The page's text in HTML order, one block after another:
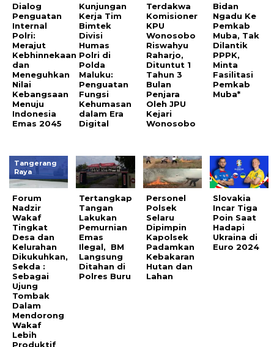
Dialog
Penguatan
Internal
Polri:
Merajut
Kebhinnekaan
dan
Meneguhkan
Nilai
Kebangsaan
Menuju
Indonesia
Emas 2045
Kunjungan
Kerja Tim
Bimtek
Divisi
Humas
Polri di
Polda
Maluku:
Penguatan
Fungsi
Kehumasan
dalam Era
Digital
Terdakwa
Komisioner
KPU
Wonosobo
Riswahyu
Raharjo,
Dituntut 1
Tahun 3
Bulan
Penjara
Oleh JPU
Kejari
Wonosobo
Bidan
Ngadu Ke
Pemkab
Muba, Tak
Dilantik
PPPK,
Minta
Fasilitasi
Pemkab
Muba*
Tangerang
Raya
Forum
Nadzir
Wakaf
Tingkat
Desa dan
Kelurahan
Dikukuhkan,
Sekda :
Sebagai
Ujung
Tombak
Dalam
Mendorong
Wakaf
Lebih
Produktif
Tertangkap
Tangan
Lakukan
Pemurnian
Emas
Ilegal, BM
Langsung
Ditahan di
Polres Buru
Personel
Polsek
Selaru
Dipimpin
Kapolsek
Padamkan
Kebakaran
Hutan dan
Lahan
Slovakia
Incar Tiga
Poin Saat
Hadapi
Ukraina di
Euro 2024